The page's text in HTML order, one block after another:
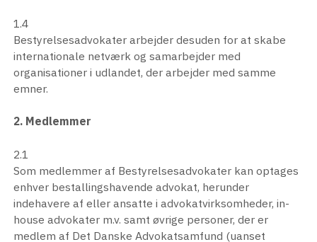
1.4
Bestyrelsesadvokater arbejder desuden for at skabe
internationale netværk og samarbejder med
organisationer i udlandet, der arbejder med samme
emner.
2. Medlemmer
2.1
Som medlemmer af Bestyrelsesadvokater kan optages
enhver bestallingshavende advokat, herunder
indehavere af eller ansatte i advokatvirksomheder, in-
house advokater m.v. samt øvrige personer, der er
medlem af Det Danske Advokatsamfund (uanset